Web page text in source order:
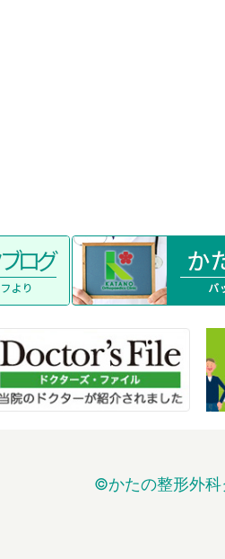
©かたの整形外科